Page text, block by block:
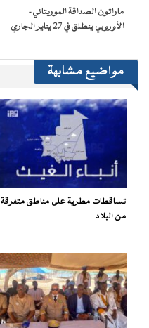
ماراتون الصداقة الموريتاني-
الأوروبي ينطلق في 27 يناير الجاري
مواضيع مشابهة
تساقطات مطرية على مناطق متفرقة
من البلاد